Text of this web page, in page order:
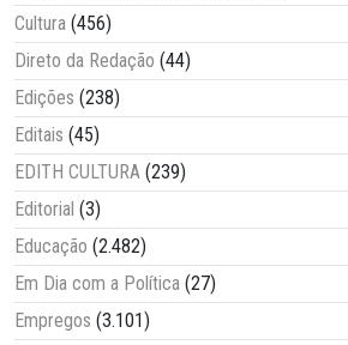
Cultura (456)
Direto da Redação (44)
Edições (238)
Editais (45)
EDITH CULTURA (239)
Editorial (3)
Educação (2.482)
Em Dia com a Política (27)
Empregos (3.101)